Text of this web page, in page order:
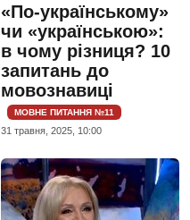
«По-українському»
чи «українською»:
в чому різниця? 10
запитань до
мовознавиці
МОВНЕ ПИТАННЯ №11
31 травня, 2025, 10:00